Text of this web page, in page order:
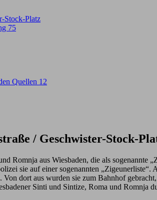
Stock-Platz
75
Quellen 12
/ Geschwister-Stock-
Romnja aus Wiesbaden, die als sogenannte
sie auf einer sogenannten
dort aus wurden sie zum Bahnhof
Sinti und Sintize, Roma und Romnja